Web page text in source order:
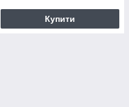
Купити